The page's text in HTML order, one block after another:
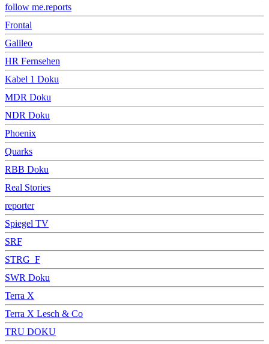
follow me.reports
Frontal
Galileo
HR Fernsehen
Kabel 1 Doku
MDR Doku
NDR Doku
Phoenix
Quarks
RBB Doku
Real Stories
reporter
Spiegel TV
SRF
STRG_F
SWR Doku
Terra X
Terra X Lesch & Co
TRU DOKU